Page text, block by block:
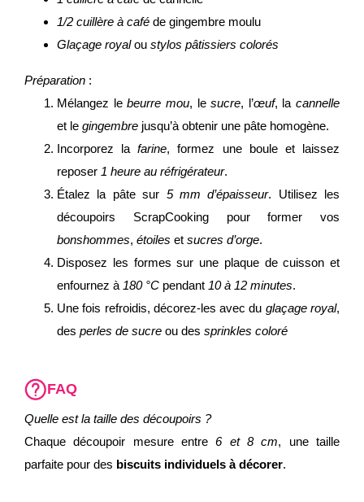
1/2 cuillère à café de gingembre moulu
Glaçage royalou stylos pâtissiers colorés
Préparation :
Mélangez lebeurre mou, lesucre, l’œuf, la cannelle
et le gingembre jusqu’à obtenir une pâte homogène.
Incorporez lafarine, formez une boule et laissez
reposer 1 heure au réfrigérateur.
Étalez la pâte sur 5 mm d’épaisseur. Utilisez les
découpoirs ScrapCooking pour former vos
bonshommes, étoiles et sucres d’orge.
Disposez les formes sur une plaque de cuisson et
enfournez à 180 °C pendant 10 à 12 minutes.
Une fois refroidis, décorez-les avec du glaçage royal,
des perles de sucre ou des sprinkles coloré
FAQ
Quelle est la taille des découpoirs ?
Chaque découpoir mesure entre6 et 8 cm, une taille
parfaite pour des biscuits individuels à décorer.